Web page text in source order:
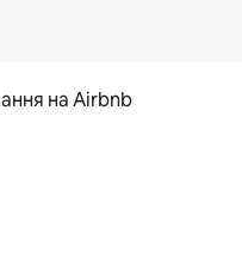
на Airbnb